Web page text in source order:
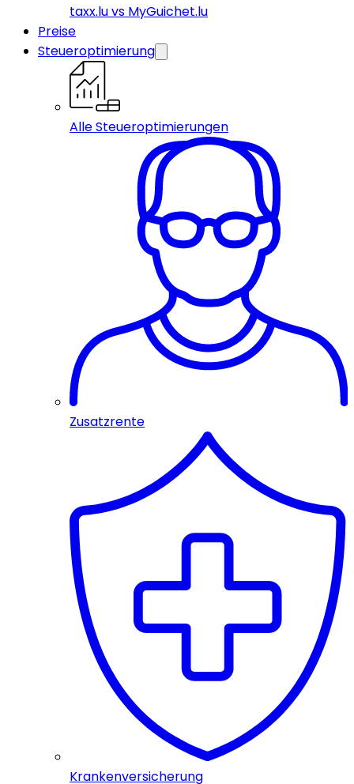
taxx.lu vs MyGuichet.lu
Preise
Steueroptimierung
Alle Steueroptimierungen
Zusatzrente
Krankenversicherung